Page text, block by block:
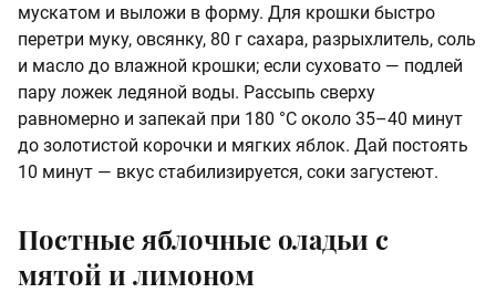
мускатом и выложи в форму. Для крошки быстро
перетри муку, овсянку, 80 г сахара, разрыхлитель, соль
и масло до влажной крошки; если суховато — подлей
пару ложек ледяной воды. Рассыпь сверху
равномерно и запекай при 180 °C около 35–40 минут
до золотистой корочки и мягких яблок. Дай постоять
10 минут — вкус стабилизируется, соки загустеют.
Постные яблочные оладьи с
мятой и лимоном